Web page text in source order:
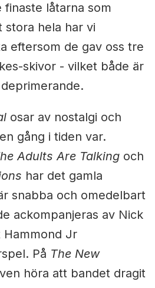
finaste låtarna som
stora hela har vi
eftersom de gav oss tre
skivor - vilket både är
osar av nostalgi och
gång i tiden var.
Adults Are Talkingoch
har det gamla
snabba och omedelbart
ackompanjeras av Nick
Hammond Jr
På The New
höra att bandet dragit